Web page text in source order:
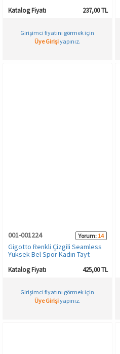
Katalog Fiyatı 237,00 TL
Girişimci fiyatını görmek için
Üye Girişiyapınız.
001-001224 Yorum: 14
Gigotto Renkli Çizgili Seamless
Yüksek Bel Spor Kadın Tayt
Katalog Fiyatı 425,00 TL
Girişimci fiyatını görmek için
Üye Girişiyapınız.